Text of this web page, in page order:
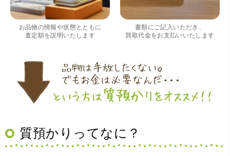
ムページの皆様の評価がとても良かったので、質屋自体初
めての利用でしたが、対応して頂きました担当の方もすご
く良かったです。 これから質屋をご利用される方は是非オ
ススメです。
（大阪府豊中市）買取査定の流れがとても丁寧でお話がし
やすくとても良い時間になりました!!満足出来る買取です。
お品物の情報や状態とともに
査定額を説明いたします
書類にご記入いただき、
買取代金をお支払いいたします
質預かりってなに？